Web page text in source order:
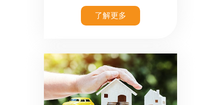
是：購置農地或建置農舍；購置
農業生財器具；農業用周轉金，
了解更多